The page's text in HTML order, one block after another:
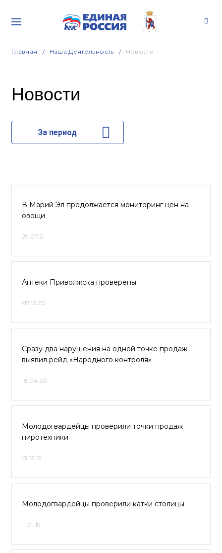
Главная Наша Деятельность Новости
Новости
За период
В Марий Эл продолжается мониторинг цен на
овощи
29.07.21
Аптеки Приволжска проверены
07.12.20
Сразу два нарушения на одной точке продаж
выявил рейд «Народного контроля»
18.04.20
Молодогвардейцы проверили точки продаж
пиротехники
13.12.19
Молодогвардейцы проверили катки столицы
11.01.19